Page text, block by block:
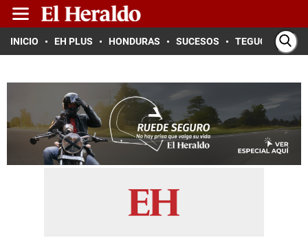
INICIO EH PLUS HONDURAS SUCESOS TEGUCIGALPA